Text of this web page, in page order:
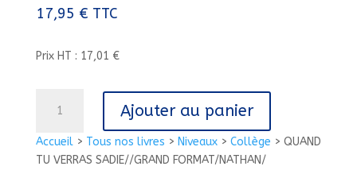
Accueil> Tous nos livres > Niveaux> Collège > QUAND
TU VERRAS SADIE//GRAND FORMAT/NATHAN/
17,95 € TTC
Prix HT : 17,01 €
QUAND
TU
Ajouter au panier